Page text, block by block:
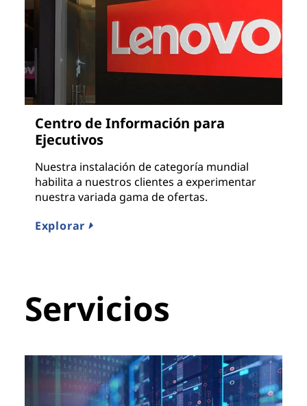
Centro de Información para
Ejecutivos
Nuestra instalación de categoría mundial
habilita a nuestros clientes a experimentar
nuestra variada gama de ofertas.
Explorar
Servicios